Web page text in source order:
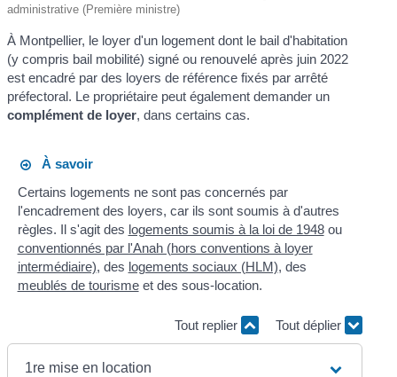
administrative (Première ministre)
À Montpellier, le loyer d'un logement dont le bail d'habitation
(y compris bail mobilité) signé ou renouvelé après juin 2022
est encadré par des loyers de référence fixés par arrêté
préfectoral. Le propriétaire peut également demander un
complément de loyer, dans certains cas.
À savoir
Certains logements ne sont pas concernés par
l'encadrement des loyers, car ils sont soumis à d'autres
règles. Il s'agit des logements soumis à la loi de 1948ou
conventionnés par l'Anah (hors conventions à loyer
intermédiaire), des logements sociaux (HLM), des
meublés de tourismeet des sous-location.
Tout replier Tout déplier
1re mise en location